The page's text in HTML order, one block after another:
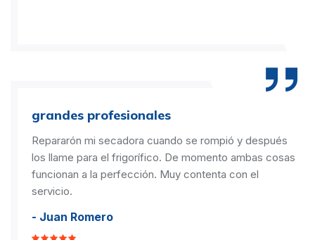
grandes profesionales
Repararón mi secadora cuando se rompió y después
los llame para el frigorífico. De momento ambas cosas
funcionan a la perfección. Muy contenta con el
servicio.
- Juan Romero